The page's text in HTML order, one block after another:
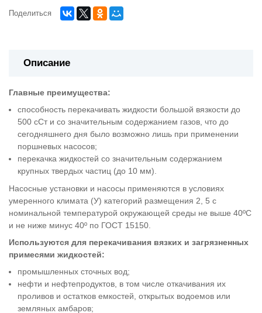
Поделиться
Описание
Главные преимущества:
способность перекачивать жидкости большой вязкости до
500 сСт и со значительным содержанием газов, что до
сегодняшнего дня было возможно лишь при применении
поршневых насосов;
перекачка жидкостей со значительным содержанием
крупных твердых частиц (до 10 мм).
Насосные установки и насосы применяются в условиях
умеренного климата (У) категорий размещения 2, 5 с
номинальной температурой окружающей среды не выше 40ºС
и не ниже минус 40º по ГОСТ 15150.
Используются для перекачивания вязких и загрязненных
примесями жидкостей:
промышленных сточных вод;
нефти и нефтепродуктов, в том числе откачивания их
проливов и остатков емкостей, открытых водоемов или
земляных амбаров;